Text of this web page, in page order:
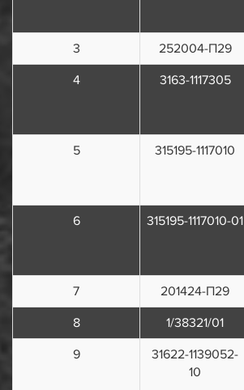
3 252004-П29
4
3163-1117305
5 315195-1117010
6 315195-1117010-01
7 201424-П29
8
1/38321/01
9
31622-1139052-
10